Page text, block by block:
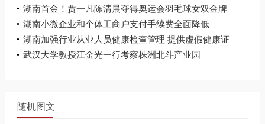
湖南首金！贾一凡陈清晨夺得奥运会羽毛球女双金牌
湖南小微企业和个体工商户支付手续费全面降低
湖南加强行业从业人员健康检查管理 提供虚假健康证
明将被追责
武汉大学教授江金光一行考察株洲北斗产业园
随机图文